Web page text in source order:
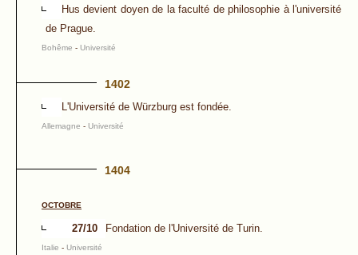
Hus devient doyen de la faculté de philosophie à l'université
de Prague.
Bohême - Université
1402
L'Université de Würzburg est fondée.
Allemagne - Université
1404
OCTOBRE
27/10 Fondation de l'Université de Turin.
Italie - Université